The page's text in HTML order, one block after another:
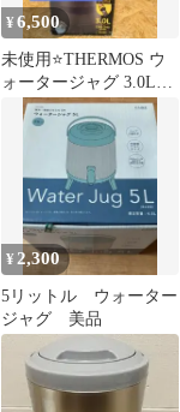
¥6,500
未使用⭐️THERMOS ウ
ォータージャグ 3.0L
FFV-3001
¥ 2,300
5リットル ウォーター
ジャグ 美品